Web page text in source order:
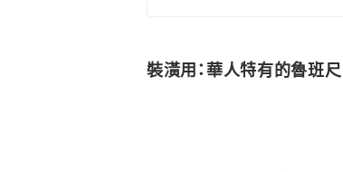
裝潢用：華人特有的魯班尺